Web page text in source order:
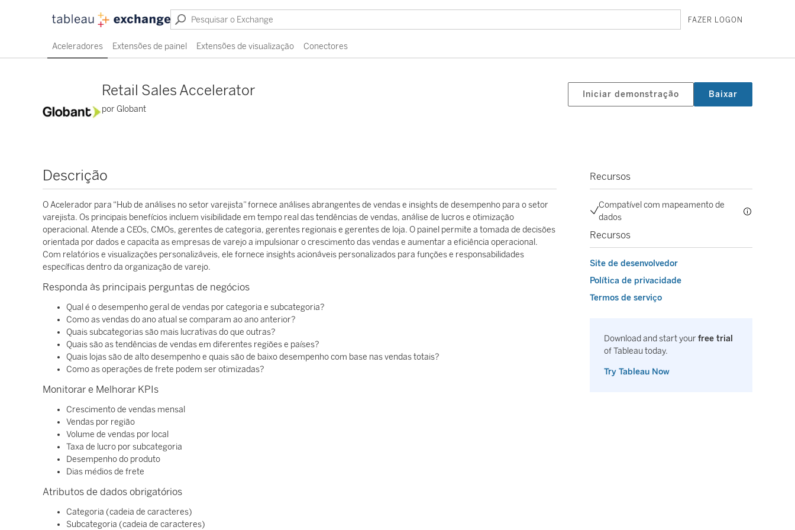
FAZER LOGON
Aceleradores Extensões de painel Extensões de visualização Conectores
Retail Sales Accelerator
por Globant
Iniciar demonstração Baixar
Descrição
O Acelerador para “Hub de análises no setor varejista” fornece análises abrangentes de vendas e insights de desempenho para o setor
varejista. Os principais benefícios incluem visibilidade em tempo real das tendências de vendas, análise de lucros e otimização
operacional. Atende a CEOs, CMOs, gerentes de categoria, gerentes regionais e gerentes de loja. O painel permite a tomada de decisões
orientada por dados e capacita as empresas de varejo a impulsionar o crescimento das vendas e aumentar a eficiência operacional.
Com relatórios e visualizações personalizáveis, ele fornece insights acionáveis ​​personalizados para funções e responsabilidades
específicas dentro da organização de varejo.
Responda às principais perguntas de negócios
Qual é o desempenho geral de vendas por categoria e subcategoria?
Como as vendas do ano atual se comparam ao ano anterior?
Quais subcategorias são mais lucrativas do que outras?
Quais são as tendências de vendas em diferentes regiões e países?
Quais lojas são de alto desempenho e quais são de baixo desempenho com base nas vendas totais?
Como as operações de frete podem ser otimizadas?
Monitorar e Melhorar KPIs
Crescimento de vendas mensal
Vendas por região
Volume de vendas por local
Taxa de lucro por subcategoria
Desempenho do produto
Dias médios de frete
Atributos de dados obrigatórios
Categoria (cadeia de caracteres)
Subcategoria (cadeia de caracteres)
Recursos
Compatível com mapeamento de
dados
Recursos
Site de desenvolvedor
Política de privacidade
Termos de serviço
Download and start yourfree trial
of Tableau today.
Try Tableau Now